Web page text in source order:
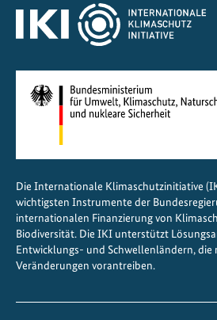
Die Internationale Klimaschutzinitiative
wichtigsten Instrumente der
internationalen Finanzierung von
Biodiversität. Die IKI unterstützt
Entwicklungs- und Schwellenländern, die
Veränderungen vorantreiben.